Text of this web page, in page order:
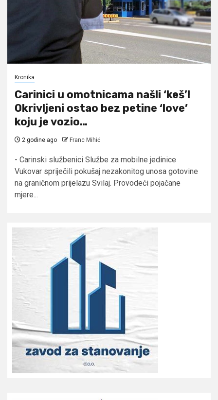
Kronika
Carinici u omotnicama našli ‘keš’!
Okrivljeni ostao bez petine ‘love’
koju je vozio…
2 godine ago Franc Mihić
- Carinski službenici Službe za mobilne jedinice
Vukovar spriječili pokušaj nezakonitog unosa gotovine
na graničnom prijelazu Svilaj. Provodeći pojačane
mjere...